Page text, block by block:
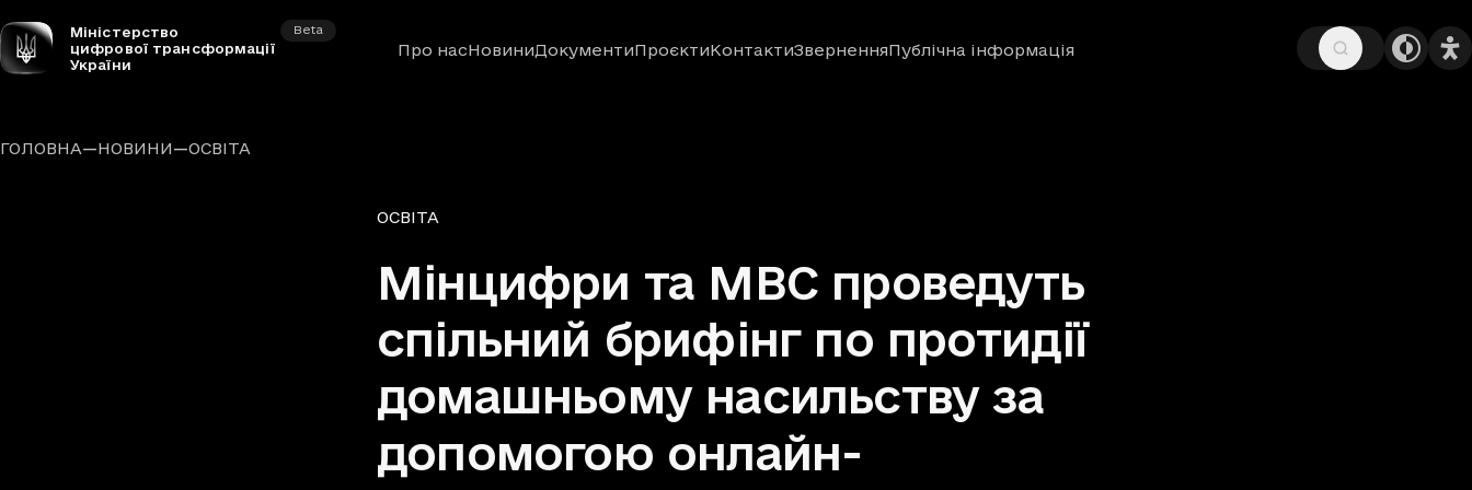
Міністерство
цифрової трансформації
України
Beta
Про насНовиниДокументиПроєктиКонтактиЗверненняПублічна інформація
ГОЛОВНА—НОВИНИ—ОСВІТА
Рубрики
ОСВІТА
Мінцифри та МВС проведуть
спільний брифінг по протидії
домашньому насильству за
допомогою онлайн-